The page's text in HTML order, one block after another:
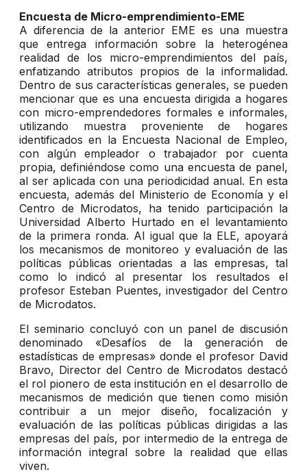
Encuesta de Micro-emprendimiento-EME
A diferencia de la anterior EME es una muestra
que entrega información sobre la heterogénea
realidad de los micro-emprendimientos del país,
enfatizando atributos propios de la informalidad.
Dentro de sus características generales, se pueden
mencionar que es una encuesta dirigida a hogares
con micro-emprendedores formales e informales,
utilizando muestra proveniente de hogares
identificados en la Encuesta Nacional de Empleo,
con algún empleador o trabajador por cuenta
propia, definiéndose como una encuesta de panel,
al ser aplicada con una periodicidad anual. En esta
encuesta, además del Ministerio de Economía y el
Centro de Microdatos, ha tenido participación la
Universidad Alberto Hurtado en el levantamiento
de la primera ronda. Al igual que la ELE, apoyará
los mecanismos de monitoreo y evaluación de las
políticas públicas orientadas a las empresas, tal
como lo indicó al presentar los resultados el
profesor Esteban Puentes, investigador del Centro
de Microdatos.
El seminario concluyó con un panel de discusión
denominado «Desafíos de la generación de
estadísticas de empresas» donde el profesor David
Bravo, Director del Centro de Microdatos destacó
el rol pionero de esta institución en el desarrollo de
mecanismos de medición que tienen como misión
contribuir a un mejor diseño, focalización y
evaluación de las políticas públicas dirigidas a las
empresas del país, por intermedio de la entrega de
información integral sobre la realidad que ellas
viven.